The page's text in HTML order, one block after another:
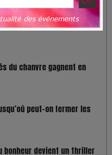
bascule dans l’ère des
des événements